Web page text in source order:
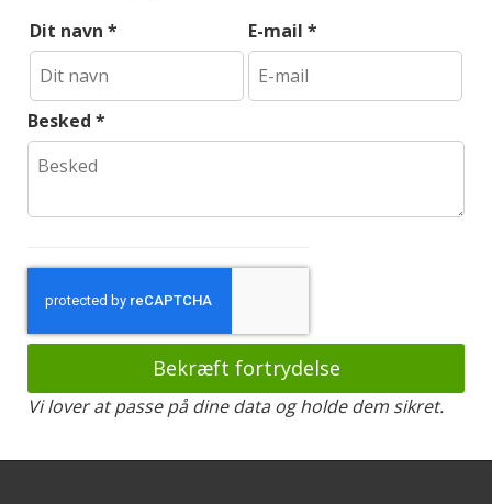
Dit navn * E-mail *
Besked *
Bekræft fortrydelse
Vi lover at passe på dine data og holde dem sikret.